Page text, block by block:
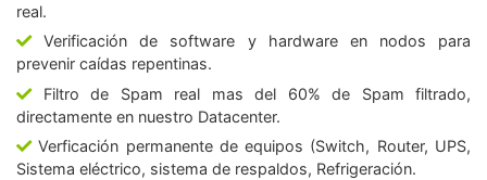
real.
Verificación de software y hardware en nodos para
prevenir caídas repentinas.
Filtro de Spam real mas del 60% de Spam filtrado,
directamente en nuestro Datacenter.
Verficación permanente de equipos (Switch, Router, UPS,
Sistema eléctrico, sistema de respaldos, Refrigeración.